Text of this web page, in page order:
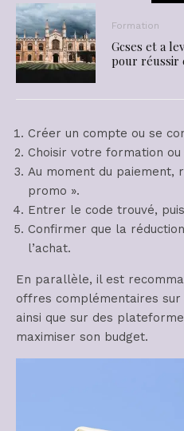
Formation
Gcses et a
pour réussir
Créer un compte ou se
Choisir votre formation
Au moment du paiement,
promo ».
Entrer le code trouvé,
Confirmer que la
l’achat.
En parallèle, il est
offres complémentaires sur
ainsi que sur des
maximiser son budget.